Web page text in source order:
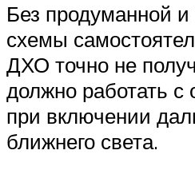
Без продуманной и
схемы
ДХО точно не
должно работать с
при включении
ближнего света.